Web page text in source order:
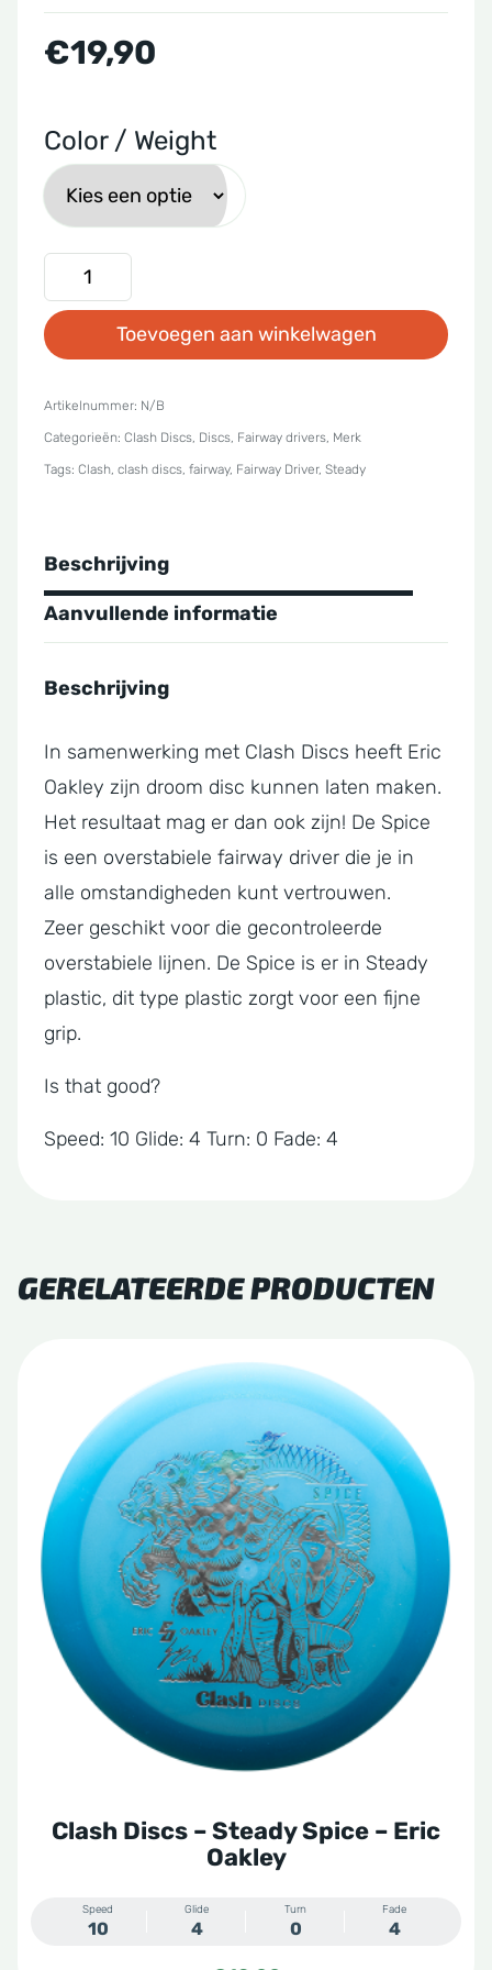
€19,90
Color / Weight
Clash
Discs
-
Spice
aantal
Toevoegen aan winkelwagen
Artikelnummer: N/B
Categorieën: Clash Discs, Discs, Fairway drivers, Merk
Tags: Clash, clash discs, fairway, Fairway Driver, Steady
Beschrijving
Aanvullende informatie
Beschrijving
In samenwerking met Clash Discs heeft Eric
Oakley zijn droom disc kunnen laten maken.
Het resultaat mag er dan ook zijn! De Spice
is een overstabiele fairway driver die je in
alle omstandigheden kunt vertrouwen.
Zeer geschikt voor die gecontroleerde
overstabiele lijnen. De Spice is er in Steady
plastic, dit type plastic zorgt voor een fijne
grip.
Is that good?
Speed: 10 Glide: 4 Turn: 0 Fade: 4
GERELATEERDE PRODUCTEN
Clash Discs – Steady Spice – Eric
Oakley
Speed
10
Glide
4
Turn
0
Fade
4
meerdere
variaties.
Deze
optie
kan
gekozen
worden